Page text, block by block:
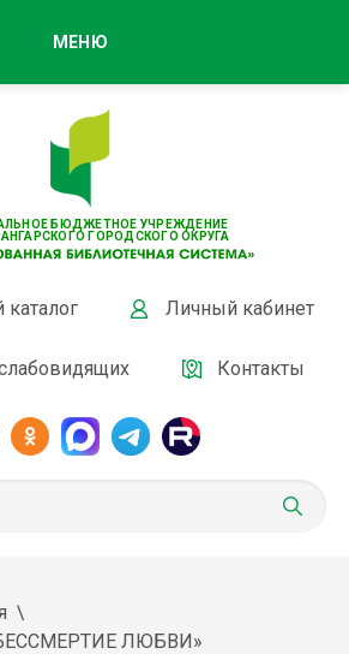
БЮДЖЕТНОЕ УЧРЕЖДЕНИЕ
АНГАРСКОГО ГОРОДСКОГО ОКРУГА
Личный кабинет
Контакты
МЕНЮ
ЛЮБВИ»